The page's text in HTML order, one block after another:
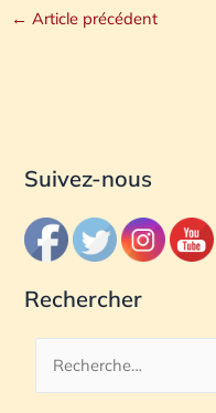
← Article précédent
Suivez-nous
Rechercher